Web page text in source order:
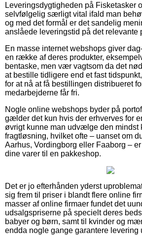
Leveringsdygtigheden på Fisketasker
selvfølgelig særligt vital ifald man
og med det formål er det sandelig
anslåede leveringstid på det relevante
En masse internet webshops giver
en række af deres produkter,
bentaske, men vær vagtsom da det
at bestille tidligere end et fast
for at nå at få bestillingen distribueret
medarbejderne får fri.
Nogle online webshops byder på
gælder det kun hvis der erhverves for
øvrigt kunne man udvælge den mindst
fragtløsning, hvilket ofte – uanset om
Aarhus, Vordingborg eller Faaborg –
dine varer til en pakkeshop.
Det er jo efterhånden yderst
sig frem til priser i blandt flere online
masser af online firmaer fundet det
udsalgspriserne på specielt deres
babyer og børn, samt til kvinder og
endda nogle gange garantere levering